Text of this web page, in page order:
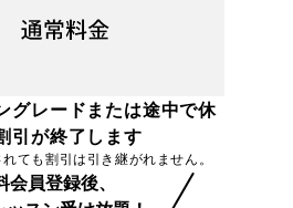
グレードまたは途中で休
引が終了します
ても割引は引き継がれません。
会員登録後、